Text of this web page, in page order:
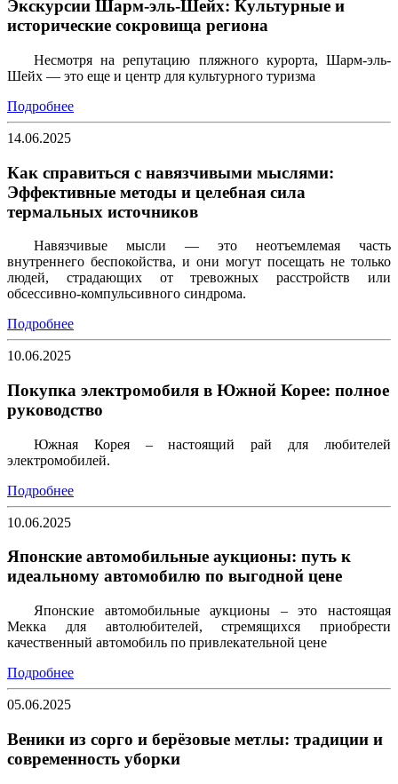
Экскурсии Шарм-эль-Шейх: Культурные и
исторические сокровища региона
Несмотря на репутацию пляжного курорта, Шарм-эль-
Шейх — это еще и центр для культурного туризма
Подробнее
14.06.2025
Как справиться с навязчивыми мыслями:
Эффективные методы и целебная сила
термальных источников
Навязчивые мысли — это неотъемлемая часть
внутреннего беспокойства, и они могут посещать не только
людей, страдающих от тревожных расстройств или
обсессивно-компульсивного синдрома.
Подробнее
10.06.2025
Покупка электромобиля в Южной Корее: полное
руководство
Южная Корея – настоящий рай для любителей
электромобилей.
Подробнее
10.06.2025
Японские автомобильные аукционы: путь к
идеальному автомобилю по выгодной цене
Японские автомобильные аукционы – это настоящая
Мекка для автолюбителей, стремящихся приобрести
качественный автомобиль по привлекательной цене
Подробнее
05.06.2025
Веники из сорго и берёзовые метлы: традиции и
современность уборки